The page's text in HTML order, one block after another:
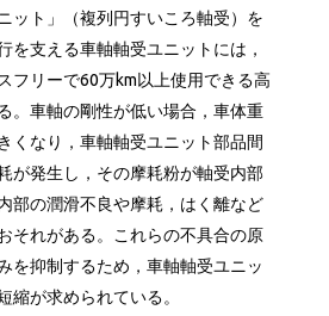
ット」（複列円すいころ軸受）を
を支える車軸軸受ユニットには，
フリーで60万km以上使用できる高
。車軸の剛性が低い場合，車体重
くなり，車軸軸受ユニット部品間
が発生し，その摩耗粉が軸受内部
部の潤滑不良や摩耗，はく離など
それがある。これらの不具合の原
を抑制するため，車軸軸受ユニッ
縮が求められている。